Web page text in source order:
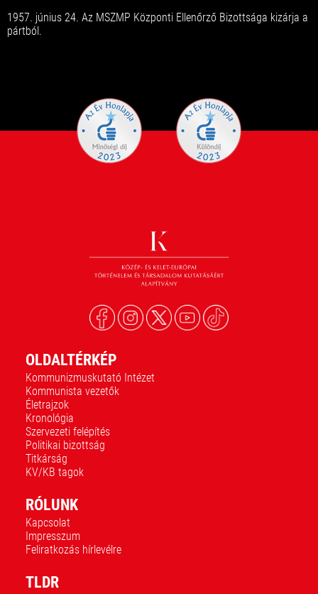
1957. június 24. Az MSZMP Központi Ellenőrző Bizottsága kizárja a
pártból.
OLDALTÉRKÉP
Kommunizmuskutató Intézet
Kommunista vezetők
Életrajzok
Kronológia
Szervezeti felépítés
Politikai bizottság
Titkárság
KV/KB tagok
RÓLUNK
Kapcsolat
Impresszum
Feliratkozás hírlevélre
TLDR